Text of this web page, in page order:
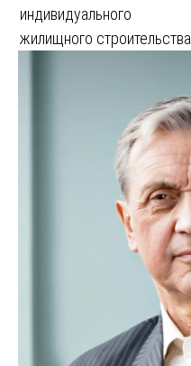
индивидуального
жилищного строительства